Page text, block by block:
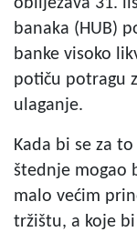
banaka (HUB)
banke visoko
potiču potragu
ulaganje.
Kada bi se za
štednje mogao
malo većim
tržištu, a koje